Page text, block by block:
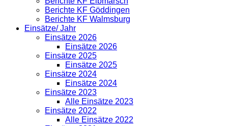
Berichte KF Göddingen
Berichte KF Walmsburg
Einsätze/ Jahr
Einsätze 2026
Einsätze 2026
Einsätze 2025
Einsätze 2025
Einsätze 2024
Einsätze 2024
Einsätze 2023
Alle Einsätze 2023
Einsätze 2022
Alle Einsätze 2022